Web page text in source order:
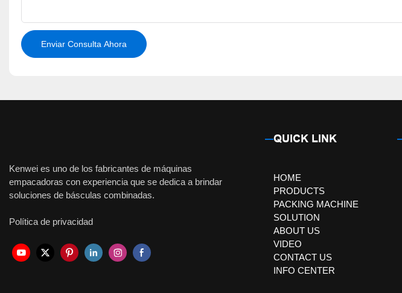
Enviar Consulta Ahora
Kenwei es uno de los fabricantes de máquinas
empacadoras con experiencia que se dedica a brindar
soluciones de básculas combinadas.
Política de privacidad
QUICK LINK
HOME
PRODUCTS
PACKING MACHINE
SOLUTION
ABOUT US
VIDEO
CONTACT US
INFO CENTER